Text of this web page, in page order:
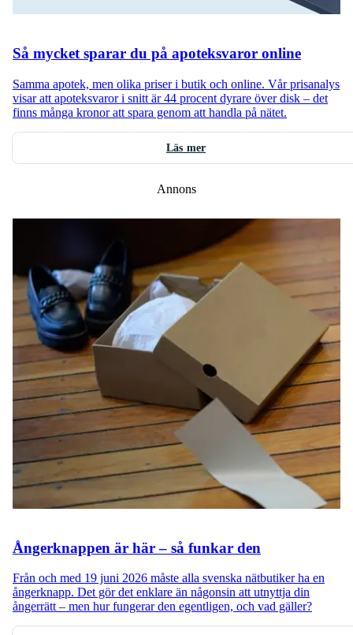
Så mycket sparar du på apoteksvaror online
Samma apotek, men olika priser i butik och online. Vår prisanalys
visar att apoteksvaror i snitt är 44 procent dyrare över disk – det
finns många kronor att spara genom att handla på nätet.
Läs mer
Annons
Ångerknappen är här – så funkar den
Från och med 19 juni 2026 måste alla svenska nätbutiker ha en
ångerknapp. Det gör det enklare än någonsin att utnyttja din
ångerrätt – men hur fungerar den egentligen, och vad gäller?